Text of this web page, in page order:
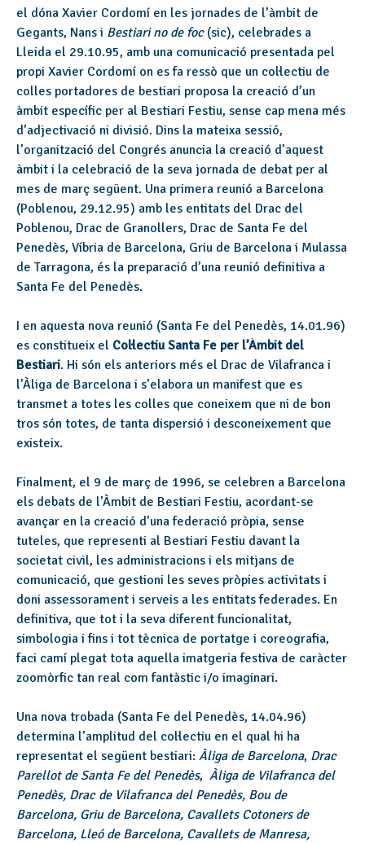
el dóna Xavier Cordomí en les jornades de l’àmbit de
Gegants, Nans i Bestiari no de foc (sic), celebrades a
Lleida el 29.10.95, amb una comunicació presentada pel
propi Xavier Cordomí on es fa ressò que un col·lectiu de
colles portadores de bestiari proposa la creació d’un
àmbit específic per al Bestiari Festiu, sense cap mena més
d’adjectivació ni divisió. Dins la mateixa sessió,
l’organització del Congrés anuncia la creació d’aquest
àmbit i la celebració de la seva jornada de debat per al
mes de març següent. Una primera reunió a Barcelona
(Poblenou, 29.12.95) amb les entitats del Drac del
Poblenou, Drac de Granollers, Drac de Santa Fe del
Penedès, Víbria de Barcelona, Griu de Barcelona i Mulassa
de Tarragona, és la preparació d’una reunió definitiva a
Santa Fe del Penedès.
I en aquesta nova reunió (Santa Fe del Penedès, 14.01.96)
es constitueix el Col·lectiu Santa Fe per l’Àmbit del
Bestiari. Hi són els anteriors més el Drac de Vilafranca i
l’Àliga de Barcelona i s’elabora un manifest que es
transmet a totes les colles que coneixem que ni de bon
tros són totes, de tanta dispersió i desconeixement que
existeix.
Finalment, el 9 de març de 1996, se celebren a Barcelona
els debats de l’Àmbit de Bestiari Festiu, acordant-se
avançar en la creació d’una federació pròpia, sense
tuteles, que representi al Bestiari Festiu davant la
societat civil, les administracions i els mitjans de
comunicació, que gestioni les seves pròpies activitats i
doni assessorament i serveis a les entitats federades. En
definitiva, que tot i la seva diferent funcionalitat,
simbologia i fins i tot tècnica de portatge i coreografia,
faci camí plegat tota aquella imatgeria festiva de caràcter
zoomòrfic tan real com fantàstic i/o imaginari.
Una nova trobada (Santa Fe del Penedès, 14.04.96)
determina l’amplitud del col·lectiu en el qual hi ha
representat el següent bestiari: Àliga de Barcelona, Drac
Parellot de Santa Fe del Penedès, Àliga de Vilafranca del
Penedès, Drac de Vilafranca del Penedès, Bou de
Barcelona, Griu de Barcelona, Cavallets Cotoners de
Barcelona, Lleó de Barcelona, Cavallets de Manresa,